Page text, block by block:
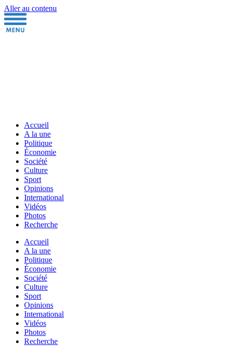
Aller au contenu
Accueil
A la une
Politique
Économie
Société
Culture
Sport
Opinions
International
Vidéos
Photos
Recherche
Accueil
A la une
Politique
Économie
Société
Culture
Sport
Opinions
International
Vidéos
Photos
Recherche